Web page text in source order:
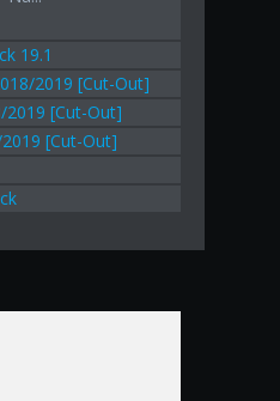
19.1
2019 [Cut-Out]
2019 [Cut-Out]
[Cut-Out]